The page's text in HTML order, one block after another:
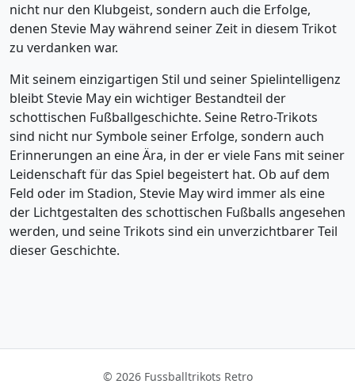
nicht nur den Klubgeist, sondern auch die Erfolge,
denen Stevie May während seiner Zeit in diesem Trikot
zu verdanken war.
Mit seinem einzigartigen Stil und seiner Spielintelligenz
bleibt Stevie May ein wichtiger Bestandteil der
schottischen Fußballgeschichte. Seine Retro-Trikots
sind nicht nur Symbole seiner Erfolge, sondern auch
Erinnerungen an eine Ära, in der er viele Fans mit seiner
Leidenschaft für das Spiel begeistert hat. Ob auf dem
Feld oder im Stadion, Stevie May wird immer als eine
der Lichtgestalten des schottischen Fußballs angesehen
werden, und seine Trikots sind ein unverzichtbarer Teil
dieser Geschichte.
© 2026 Fussballtrikots Retro